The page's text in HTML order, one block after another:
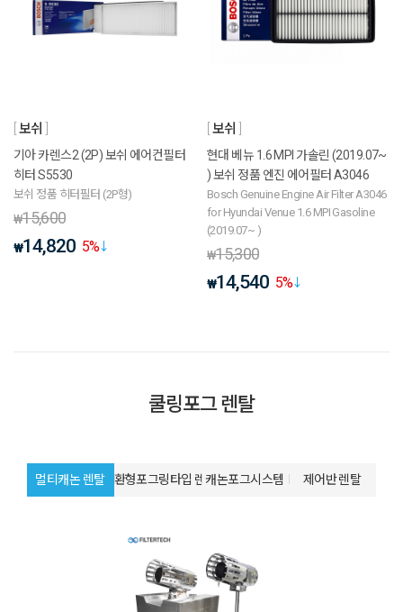
보쉬
기아 카렌스2 (2P) 보쉬 에어컨필터
히터 S5530
보쉬 정품 히터필터 (2P형)
₩15,600
₩14,820 5%
보쉬
현대 베뉴 1.6 MPI 가솔린 (2019.07~
) 보쉬 정품 엔진 에어필터 A3046
Bosch Genuine Engine Air Filter A3046
for Hyundai Venue 1.6 MPI Gasoline
(2019.07~ )
₩15,300
₩14,540 5%
쿨링포그 렌탈
멀티캐논 렌탈 환형포그링타입 렌탈캐논포그시스템 제어반 렌탈